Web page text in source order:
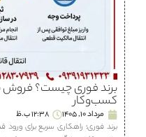
برند فوری چیست؟ فروش
کسب‌وکار
مرداد 10, 1405
12:38 ب.ظ
برند فوری؛ راهکاری سریع برای ورود